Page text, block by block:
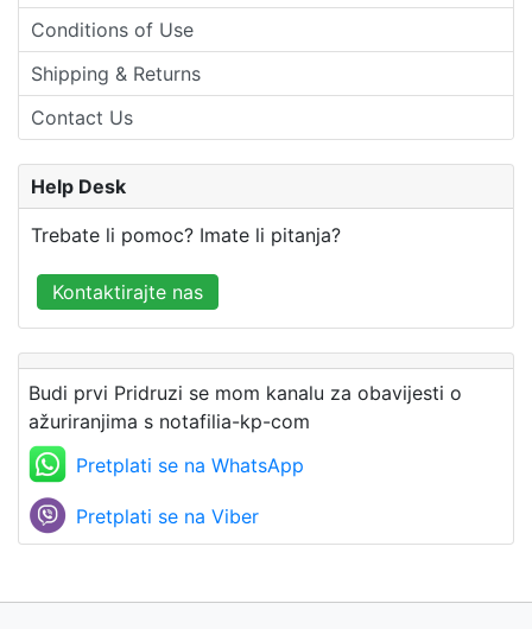
Conditions of Use
Shipping & Returns
Contact Us
Help Desk
Trebate li pomoc? Imate li pitanja?
Kontaktirajte nas
Budi prvi Pridruzi se mom kanalu za obavijesti o
ažuriranjima s notafilia-kp-com
Pretplati se na WhatsApp
Pretplati se na Viber